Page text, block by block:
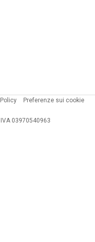
Preferenze sui cookie
IVA 03970540963